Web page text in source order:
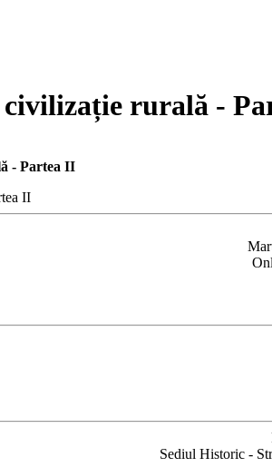
civilizație rurală -
- Partea II
Sediul Historic -